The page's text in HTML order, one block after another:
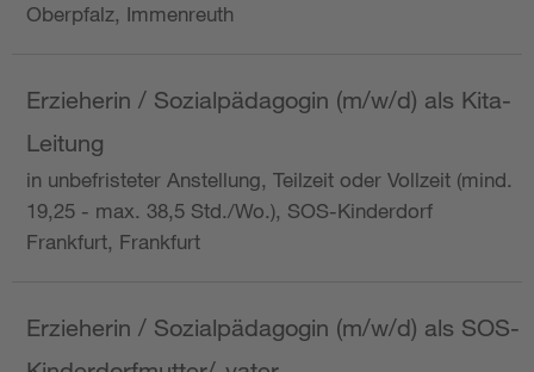
Oberpfalz, Immenreuth
Erzieherin / Sozialpädagogin (m/w/d) als Kita-
Leitung
in unbefristeter Anstellung, Teilzeit oder Vollzeit (mind.
19,25 - max. 38,5 Std./Wo.), SOS-Kinderdorf
Frankfurt, Frankfurt
Erzieherin / Sozialpädagogin (m/w/d) als SOS-